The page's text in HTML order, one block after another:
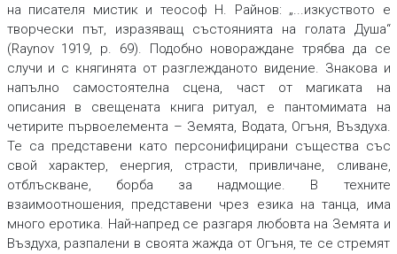
на писателя мистик и теософ Н. Райнов: „...изкуството е
творчески път, изразяващ състоянията на голата Душа“
(Raynov 1919, р. 69). Подобно новораждане трябва да се
случи и с княгинята от разглежданото видение. Знакова и
напълно самостоятелна сцена, част от магиката на
описания в свещената книга ритуал, е пантомимата на
четирите първоелемента – Земята, Водата, Огъня, Въздуха.
Те са представени като персонифицирани същества със
свой характер, енергия, страсти, привличане, сливане,
отблъскване, борба за надмощие. В техните
взаимоотношения, представени чрез езика на танца, има
много еротика. Най-напред се разгаря любовта на Земята и
Въздуха, разпалени в своята жажда от Огъня, те се стремят